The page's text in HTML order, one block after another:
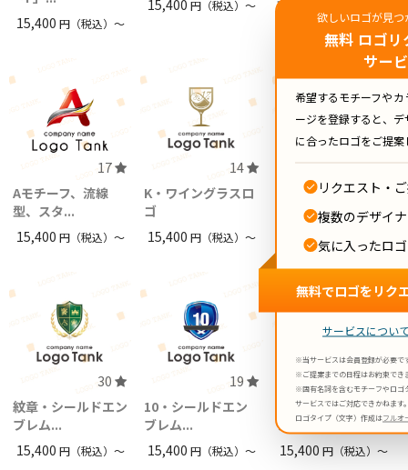
15,400 円（税込）〜
15,400円（税込）〜
15,400円（税込）〜
17
Aモチーフ、流線
型、スタ...
15,400 円（税込）〜
14
K・ワイングラスロ
ゴ
15,400円（税込）〜
29
円形・装飾紋章ロゴ
15,400円（税込）〜
30
紋章・シールドエン
ブレム...
15,400 円（税込）〜
19
10・シールドエン
ブレム...
15,400円（税込）〜
27
握手・メダルエンブ
レムロ...
15,400 円（税込）〜
欲しいロゴが見
無料 ロゴリ
サー
希望するモチーフや
ージを登録すると、
に合ったロゴをご提案
リクエスト・
複数のデザイ
気に入ったロ
無料でロゴをリク
サービスについ
※当サービスは会員登録が必要で
※ご提案までの日程はお約束でき
※固有名詞を含むモチーフやロゴ
サービスではご対応できかねます
ロゴタイプ（文字）作成はフルオ